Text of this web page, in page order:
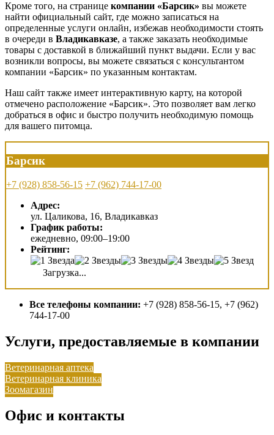
Кроме того, на странице компании «Барсик» вы можете
найти официальный сайт, где можно записаться на
определенные услуги онлайн, избежав необходимости стоять
в очереди в Владикавказе, а также заказать необходимые
товары с доставкой в ближайший пункт выдачи. Если у вас
возникли вопросы, вы можете связаться с консультантом
компании «Барсик» по указанным контактам.
Наш сайт также имеет интерактивную карту, на которой
отмечено расположение «Барсик». Это позволяет вам легко
добраться в офис и быстро получить необходимую помощь
для вашего питомца.
Барсик
+7 (928) 858-56-15 +7 (962) 744-17-00
Адрес:
ул. Цаликова, 16, Владикавказ
График работы:
ежедневно, 09:00–19:00
Рейтинг:
Загрузка...
Все телефоны компании: +7 (928) 858-56-15, +7 (962)
744-17-00
Услуги, предоставляемые в компании
Ветеринарная аптека
Ветеринарная клиника
Зоомагазин
Офис и контакты